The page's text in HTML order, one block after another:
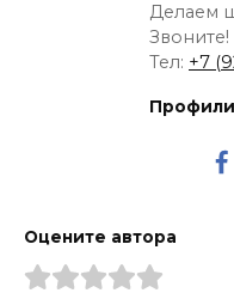
Делаем
Звоните!
Тел: +7
Оцените автора